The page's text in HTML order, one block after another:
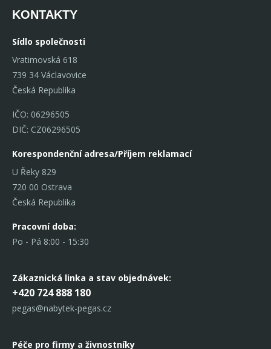
KONTAKTY
Sídlo společnosti
Vratimovská 618
739 34 Václavovice
Česká Republika
IČO: 06296505
DIČ: CZ06296505
Korespondenční adresa/Příjem reklamací
U Řeky 829
720 00 Ostrava
Česká Republika
Pracovní doba:
Po - Pá 8:00 - 15:30
Zákaznická linka a stav objednávek:
+420 724 888 180
pegas@nabytek-pegas.cz
Péče pro firmy a živnostníky